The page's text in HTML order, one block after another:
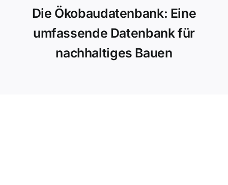
Die Ökobaudatenbank: Eine
umfassende Datenbank für
nachhaltiges Bauen